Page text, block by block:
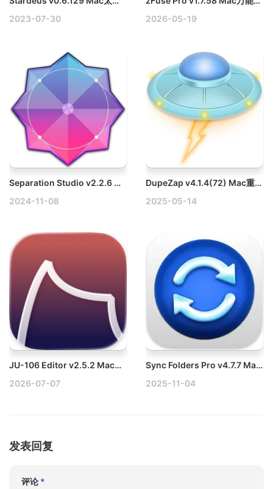
2023-07-30
2026-05-19
Separation Studio v2.2.6 Mac图像分色软件破解版
2024-11-08
DupeZap v4.1.4(72) Mac重复文件查找与清理工具破解版
2025-05-14
JU-106 Editor v2.5.2 Mac预设管理器和编辑器破解版
2026-07-07
Sync Folders Pro v4.7.7 Mac文件夹同步工具破解版
2025-11-04
发表回复
评论 *